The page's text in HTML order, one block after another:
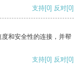
支持[0] 反对[0]
和安全性的连接，并帮
支持[0] 反对[0]